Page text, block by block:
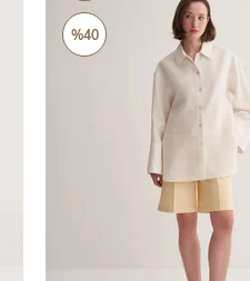
ÜRÜN
%40